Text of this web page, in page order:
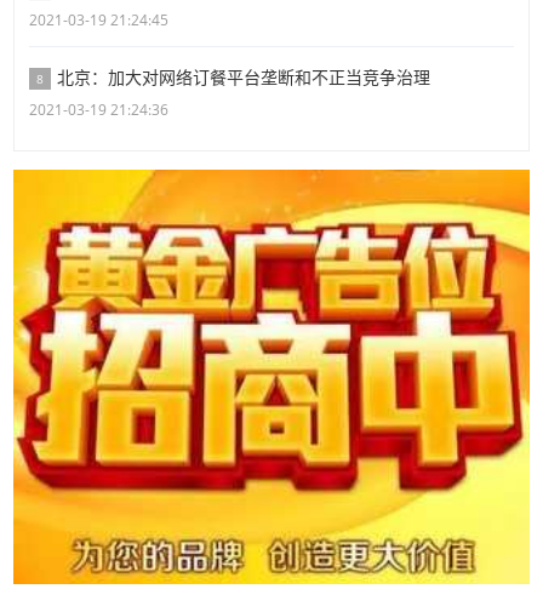
2021-03-19 21:24:45
8 北京：加大对网络订餐平台垄断和不正当竞争治理
2021-03-19 21:24:36